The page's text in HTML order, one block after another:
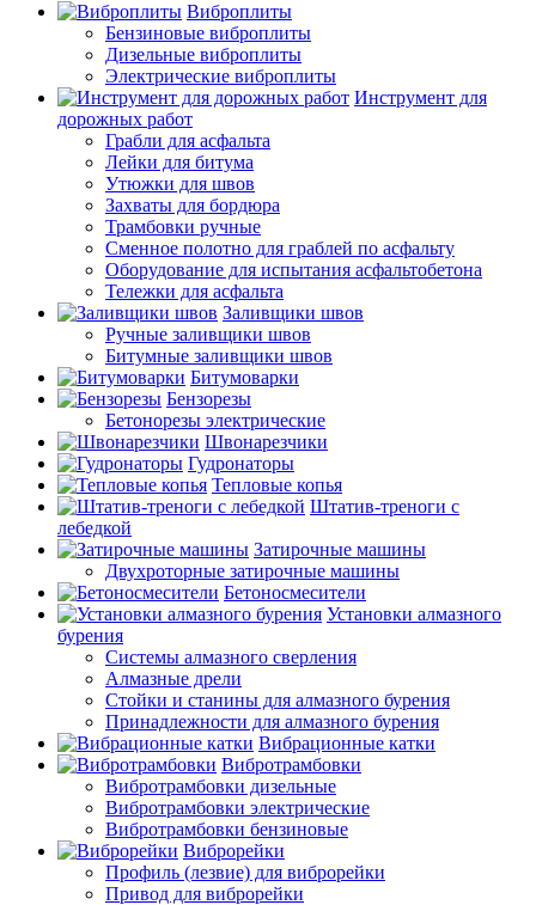
Виброплиты
Бензиновые виброплиты
Дизельные виброплиты
Электрические виброплиты
Инструмент для
дорожных работ
Грабли для асфальта
Лейки для битума
Утюжки для швов
Захваты для бордюра
Трамбовки ручные
Сменное полотно для граблей по асфальту
Оборудование для испытания асфальтобетона
Тележки для асфальта
Заливщики швов
Ручные заливщики швов
Битумные заливщики швов
Битумоварки
Бензорезы
Бетонорезы электрические
Швонарезчики
Гудронаторы
Тепловые копья
Штатив-треноги с
лебедкой
Затирочные машины
Двухроторные затирочные машины
Бетоносмесители
Установки алмазного
бурения
Системы алмазного сверления
Алмазные дрели
Стойки и станины для алмазного бурения
Принадлежности для алмазного бурения
Вибрационные катки
Вибротрамбовки
Вибротрамбовки дизельные
Вибротрамбовки электрические
Вибротрамбовки бензиновые
Виброрейки
Профиль (лезвие) для виброрейки
Привод для виброрейки